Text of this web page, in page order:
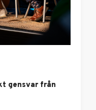
gensvar från